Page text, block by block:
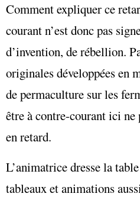
Comment expliquer ce
courant n’est donc pas
d’invention, de rébellion.
originales développées en
de permaculture sur les
être à contre-courant ici
en retard.
L’animatrice dresse la
tableaux et animations